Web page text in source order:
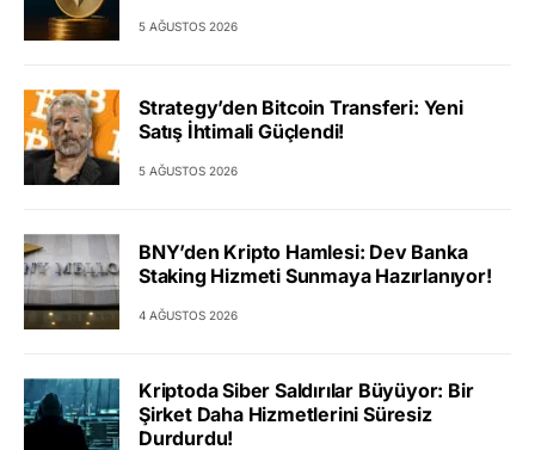
5 AĞUSTOS 2026
Strategy’den Bitcoin Transferi: Yeni
Satış İhtimali Güçlendi!
5 AĞUSTOS 2026
BNY’den Kripto Hamlesi: Dev Banka
Staking Hizmeti Sunmaya Hazırlanıyor!
4 AĞUSTOS 2026
Kriptoda Siber Saldırılar Büyüyor: Bir
Şirket Daha Hizmetlerini Süresiz
Durdurdu!